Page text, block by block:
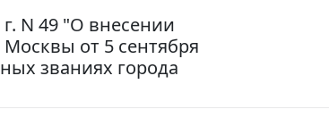
N 49 "О внесении
от 5 сентября
званиях города